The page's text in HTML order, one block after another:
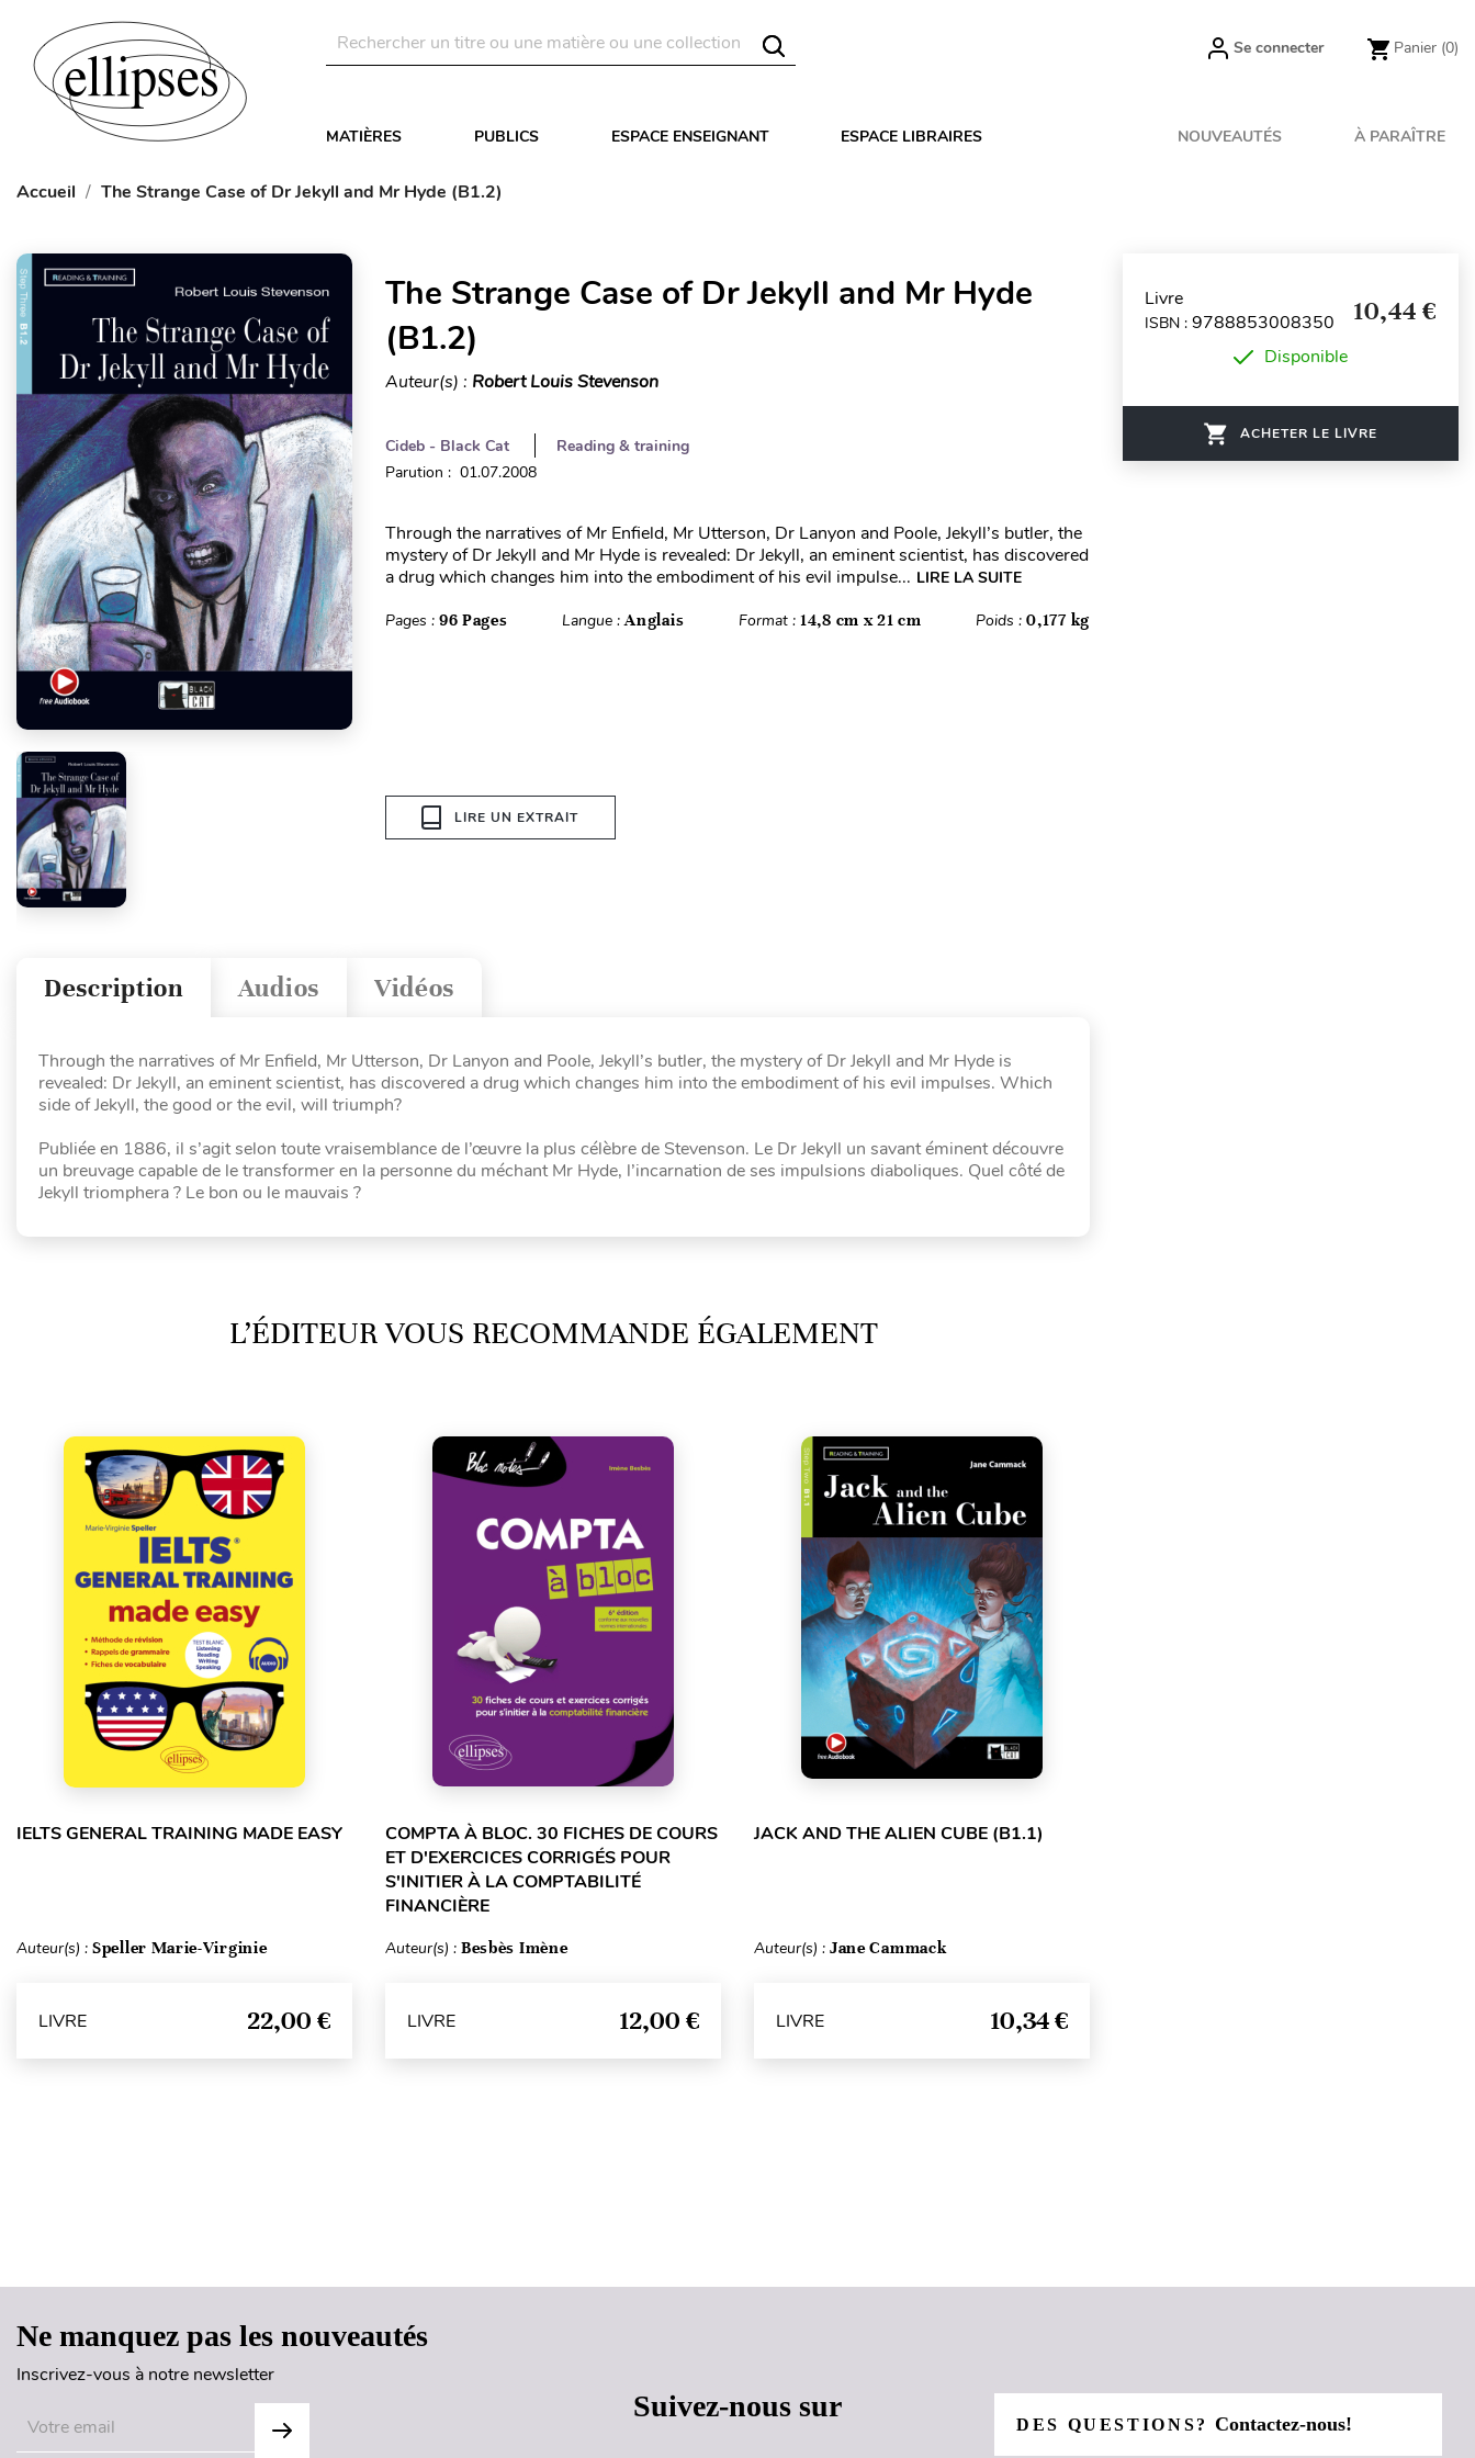
Se connecter Panier (0)
MATIÈRES PUBLICS ESPACE ENSEIGNANT ESPACE LIBRAIRES NOUVEAUTÉS À PARAÎTRE
Accueil The Strange Case of Dr Jekyll and Mr Hyde (B1.2)
The Strange Case of Dr Jekyll and Mr Hyde
(B1.2)
Auteur(s) : Robert Louis Stevenson
Cideb - Black Cat
Reading & training
Parution : 01.07.2008
Through the narratives of Mr Enfield, Mr Utterson, Dr Lanyon and Poole, Jekyll’s butler, the
mystery of Dr Jekyll and Mr Hyde is revealed: Dr Jekyll, an eminent scientist, has discovered
a drug which changes him into the embodiment of his evil impulse... LIRE LA SUITE
Pages : 96 Pages Langue :Anglais Format :14,8 cm x 21 cm Poids :0,177 kg
LIRE UN EXTRAIT
Vidéos
Audios
Description
Through the narratives of Mr Enfield, Mr Utterson, Dr Lanyon and Poole, Jekyll’s butler, the mystery of Dr Jekyll and Mr Hyde is
revealed: Dr Jekyll, an eminent scientist, has discovered a drug which changes him into the embodiment of his evil impulses. Which
side of Jekyll, the good or the evil, will triumph?
Publiée en 1886, il s’agit selon toute vraisemblance de l’œuvre la plus célèbre de Stevenson. Le Dr Jekyll un savant éminent découvre
un breuvage capable de le transformer en la personne du méchant Mr Hyde, l’incarnation de ses impulsions diaboliques. Quel côté de
Jekyll triomphera ? Le bon ou le mauvais ?
L’ÉDITEUR VOUS RECOMMANDE ÉGALEMENT
IELTS GENERAL TRAINING MADE EASY
Auteur(s) : Speller Marie-Virginie
LIVRE 22,00 €
COMPTA À BLOC. 30 FICHES DE COURS
ET D'EXERCICES CORRIGÉS POUR
S'INITIER À LA COMPTABILITÉ
FINANCIÈRE
Auteur(s) : Besbès Imène
LIVRE 12,00 €
JACK AND THE ALIEN CUBE (B1.1)
Auteur(s) : Jane Cammack
LIVRE 10,34 €
Livre
ISBN : 9788853008350 10,44 €
Disponible
ACHETER LE LIVRE
Ne manquez pas les nouveautés
Inscrivez-vous à notre newsletter
Suivez-nous sur
DES QUESTIONS?Contactez-nous!